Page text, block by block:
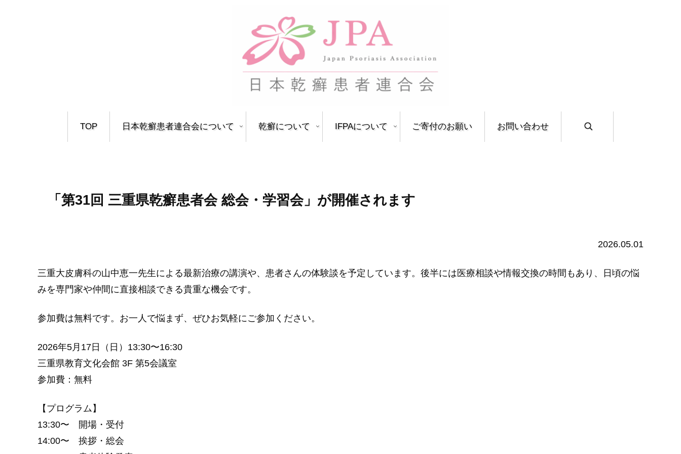
TOP 日本乾癬患者連合会について 乾癬について IFPAについて ご寄付のお願い お問い合わせ
「第31回 三重県乾癬患者会 総会・学習会」が開催されます
2026.05.01
三重大皮膚科の山中恵一先生による最新治療の講演や、患者さんの体験談を予定しています。後半には医療相談や情報交換の時間もあり、日頃の悩
みを専門家や仲間に直接相談できる貴重な機会です。
参加費は無料です。お一人で悩まず、ぜひお気軽にご参加ください。
2026年5月17日（日）13:30〜16:30
三重県教育文化会館 3F 第5会議室
参加費：無料
【プログラム】
13:30〜 開場・受付
14:00〜 挨拶・総会